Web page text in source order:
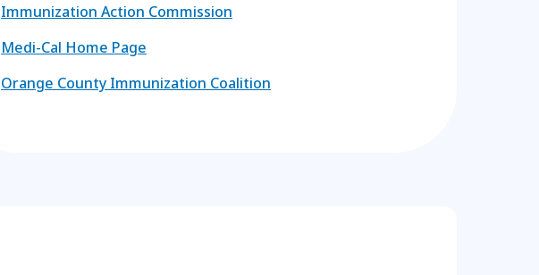
Immunization Action Commission
Medi-Cal Home Page
Orange County Immunization Coalition